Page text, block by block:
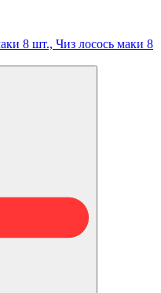
8 шт., Чиз лосось маки 8